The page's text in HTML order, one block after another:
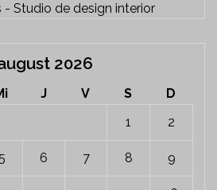
- Studio de design interior
2026
J V S
D
1
2
6 7 8 9